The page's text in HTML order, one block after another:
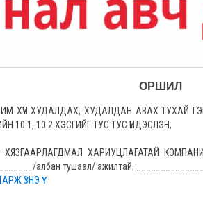
ОРШИЛ
ХУДАЛДАХ, ХУДАЛДАН АВАХ ТУХАЙ
10.1, 10.2 ХЭСГИЙГ ТУС ТУС ҮНДЭСЛЭН,
ХЯЗГААРЛАГДМАЛ ХАРИУЦЛАГАТАЙ
албан тушаал/ ажилтай,
ҮЗНЭ ҮҮ